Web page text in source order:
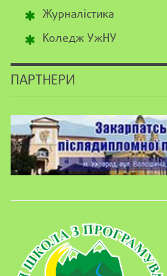
Журналістика
Коледж УжНУ
ПАРТНЕРИ